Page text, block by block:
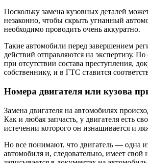
Поскольку замена кузовных деталей
незаконно, чтобы скрыть угнанный
необходимо проводить очень аккуратно.
Такие автомобили перед завершением
действий отправляются на экспертизу. По
при отсутствии состава преступления,
собственнику, и в ГТС ставится
Номера двигателя или кузова
Замена двигателя на автомобилях
Как и любая запчасть, у двигателя есть
истечении которого он изнашивается и
Но все понимают, что двигатель — одна
автомобиля и, следовательно, имеет свой